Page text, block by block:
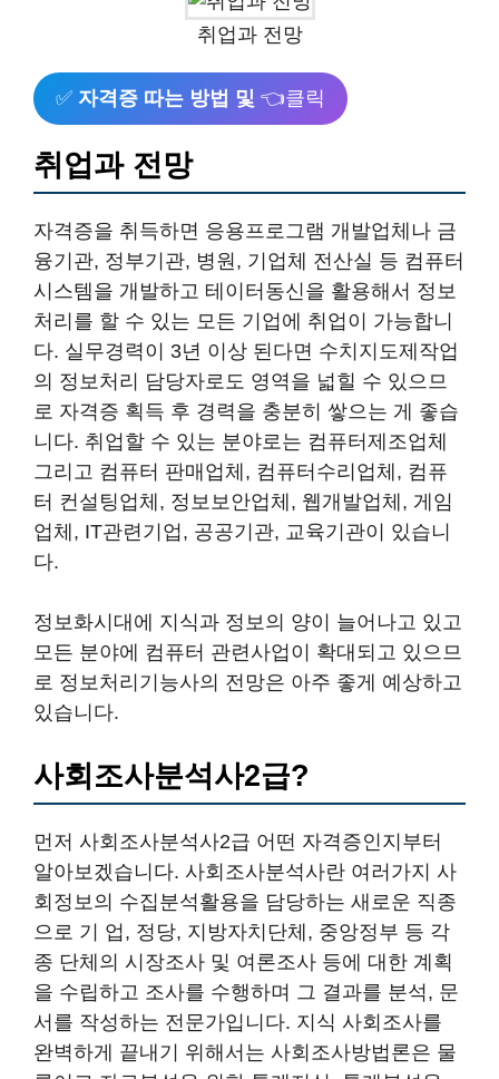
취업과 전망
✅ 자격증 따는 방법 및 👈클릭
취업과 전망
자격증을 취득하면 응용프로그램 개발업체나 금
융기관, 정부기관, 병원, 기업체 전산실 등 컴퓨터
시스템을 개발하고 테이터동신을 활용해서 정보
처리를 할 수 있는 모든 기업에 취업이 가능합니
다. 실무경력이 3년 이상 된다면 수치지도제작업
의 정보처리 담당자로도 영역을 넓힐 수 있으므
로 자격증 획득 후 경력을 충분히 쌓으는 게 좋습
니다. 취업할 수 있는 분야로는 컴퓨터제조업체
그리고 컴퓨터 판매업체, 컴퓨터수리업체, 컴퓨
터 컨설팅업체, 정보보안업체, 웹개발업체, 게임
업체, IT관련기업, 공공기관, 교육기관이 있습니
다.
정보화시대에 지식과 정보의 양이 늘어나고 있고
모든 분야에 컴퓨터 관련사업이 확대되고 있으므
로 정보처리기능사의 전망은 아주 좋게 예상하고
있습니다.
사회조사분석사2급?
먼저 사회조사분석사2급 어떤 자격증인지부터
알아보겠습니다. 사회조사분석사란 여러가지 사
회정보의 수집분석활용을 담당하는 새로운 직종
으로 기 업, 정당, 지방자치단체, 중앙정부 등 각
종 단체의 시장조사 및 여론조사 등에 대한 계획
을 수립하고 조사를 수행하며 그 결과를 분석, 문
서를 작성하는 전문가입니다. 지식 사회조사를
완벽하게 끝내기 위해서는 사회조사방법론은 물